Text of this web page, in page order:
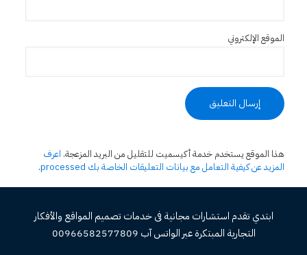
الموقع الإلكتروني
هذا الموقع يستخدم خدمة أكيسميت للتقليل من البريد المزعجة. اعرف
المزيد عن كيفية التعامل مع بيانات التعليقات الخاصة بك processed
.
ابتدي تقدم استشارات مجانية فى خدمات تصميم المواقع والأفكار
التجارية المبتكرة عبر الواتس آب 00966582577809